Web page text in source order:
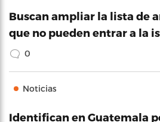
Buscan ampliar la lista de
que no pueden entrar a la
0
Noticias
Identifican en Guatemala